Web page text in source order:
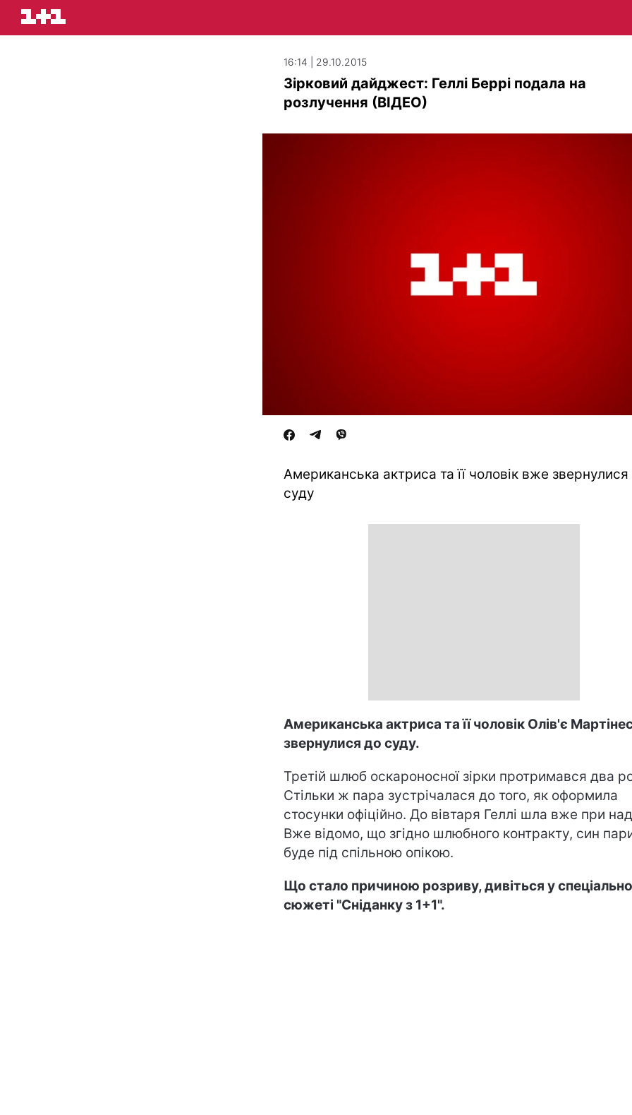
16:14 | 29.10.2015
Зірковий дайджест: Геллі Беррі подала на
розлучення (ВІДЕО)
Американська актриса та її чоловік вже
суду
Американська актриса та її чоловік Олів'є
звернулися до суду.
Третій шлюб оскароносної зірки протримався два
Стільки ж пара зустрічалася до того, як оформила
стосунки офіційно. До вівтаря Геллі шла вже при
Вже відомо, що згідно шлюбного контракту, син
буде під спільною опікою.
Що стало причиною розриву, дивіться у
сюжеті "Сніданку з 1+1".